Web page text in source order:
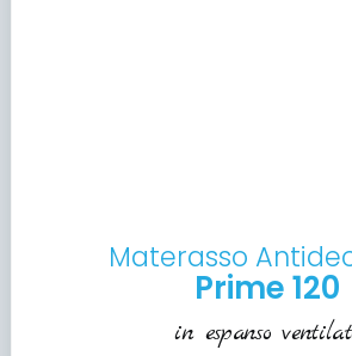
Materasso
Prime 120
in espanso